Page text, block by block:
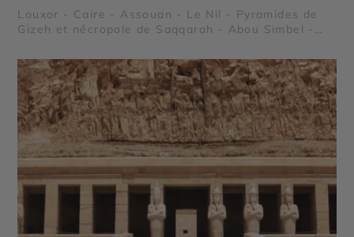
Louxor - Caire - Assouan - Le Nil - Pyramides de
Gizeh et nécropole de Saqqarah - Abou Simbel -